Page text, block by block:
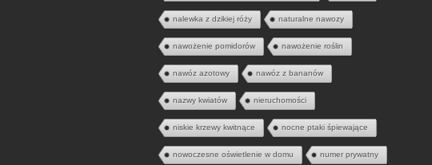
nalewka z dzikiej róży naturalne nawozy
nawożenie pomidorów nawożenie roślin
nawóz azotowy nawóz z bananów
nazwy kwiatów nieruchomości
niskie krzewy kwitnące nocne ptaki śpiewające
nowoczesne oświetlenie w domu numer prywatny